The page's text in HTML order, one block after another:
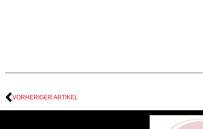
VORHERIGER ARTIKEL